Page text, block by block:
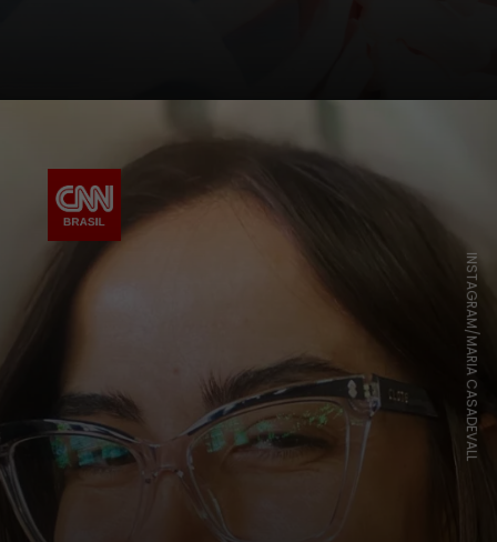
INSTAGRAM/MARIA CASADEVALL